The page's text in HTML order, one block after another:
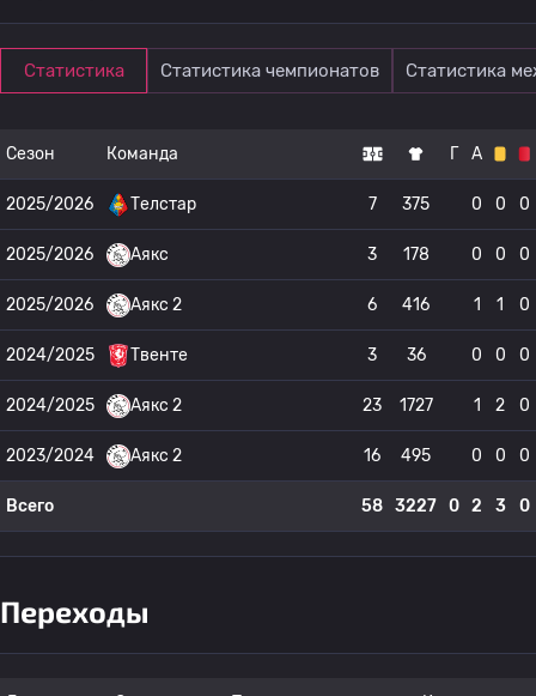
Статистика Статистика чемпионатов Статистика
Сезон Команда Г А
2025/2026 Телстар 7 375 0 0 0
2025/2026 Аякс 3 178 0 0 0
2025/2026 Аякс 2 6 416 1 1 0
2024/2025 Твенте 3 36 0 0 0
2024/2025 Аякс 2 23 1727 1 2 0
2023/2024 Аякс 2 16 495 0 0 0
Всего 58 3227 0 2 3 0
Переходы